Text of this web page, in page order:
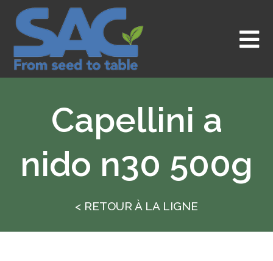
contenu
Capellini a
nido n30 500g
< RETOUR À LA LIGNE